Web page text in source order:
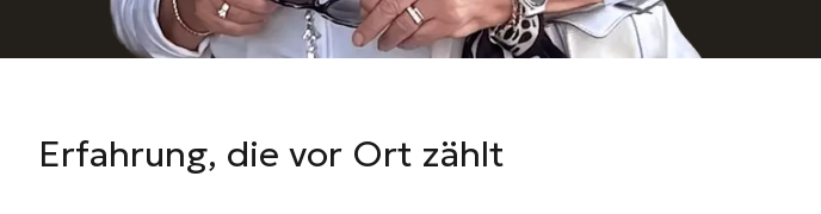
Erfahrung, die vor Ort zählt